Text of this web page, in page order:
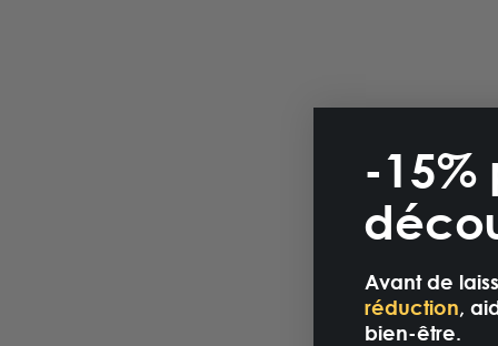
-15%
Avant de
réduction,
bien-être.